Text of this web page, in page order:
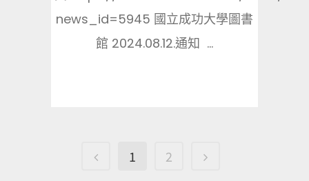
news_id=5945 國立成功大學圖書
館 2024.08.12.通知 ...
1 2